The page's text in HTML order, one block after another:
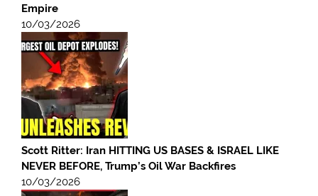
Empire
10/03/2026
Scott Ritter: Iran HITTING US BASES & ISRAEL LIKE
NEVER BEFORE, Trump’s Oil War Backfires
10/03/2026